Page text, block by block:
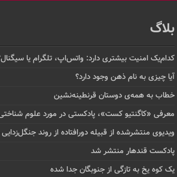
بلاگ
کدام‌یک امنیت بیشتری دارد: واتس‌اپ، تلگرام یا
آیا چیزی به نام ذهن وجود دارد؟
خطاب به همه‌ی دوستان قرنطینه‌نشین
معرفی «کاگنتیو کست»، پادکستی در مورد علوم
ویدیوی منتشرشده از قبیله دورافتاده‌ از روند
پادکست قندهار منتشر شد
یک کوه یخ به تازگی از جنوبگان جدا شده